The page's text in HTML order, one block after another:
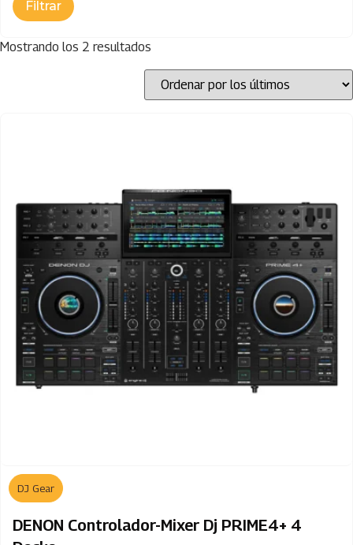
Mostrando los 2 resultados
DJ Gear
DENON Controlador-Mixer Dj PRIME4+ 4